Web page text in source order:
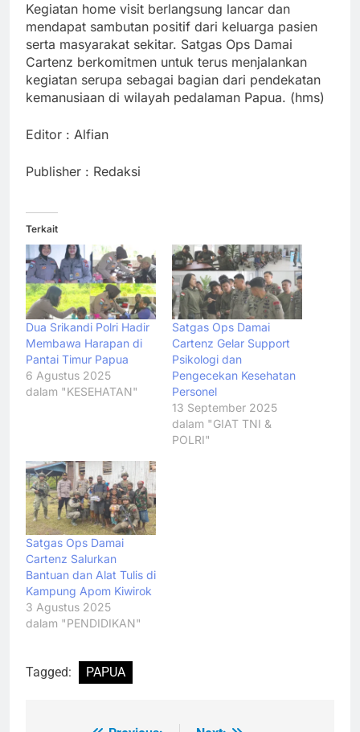
Kegiatan home visit berlangsung lancar dan
mendapat sambutan positif dari keluarga pasien
serta masyarakat sekitar. Satgas Ops Damai
Cartenz berkomitmen untuk terus menjalankan
kegiatan serupa sebagai bagian dari pendekatan
kemanusiaan di wilayah pedalaman Papua. (hms)
Editor : Alfian
Publisher : Redaksi
Terkait
Dua Srikandi Polri Hadir
Membawa Harapan di
Pantai Timur Papua
6 Agustus 2025
dalam "KESEHATAN"
Satgas Ops Damai
Cartenz Gelar Support
Psikologi dan
Pengecekan Kesehatan
Personel
13 September 2025
dalam "GIAT TNI &
POLRI"
Satgas Ops Damai
Cartenz Salurkan
Bantuan dan Alat Tulis di
Kampung Apom Kiwirok
3 Agustus 2025
dalam "PENDIDIKAN"
Tagged: PAPUA